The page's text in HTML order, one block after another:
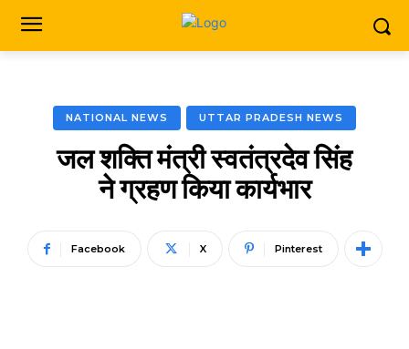
NATIONAL NEWS UTTAR PRADESH NEWS
जल शक्ति मंत्री स्वतंत्रदेव सिंह
ने ग्रहण किया कार्यभार
Facebook X Pinterest